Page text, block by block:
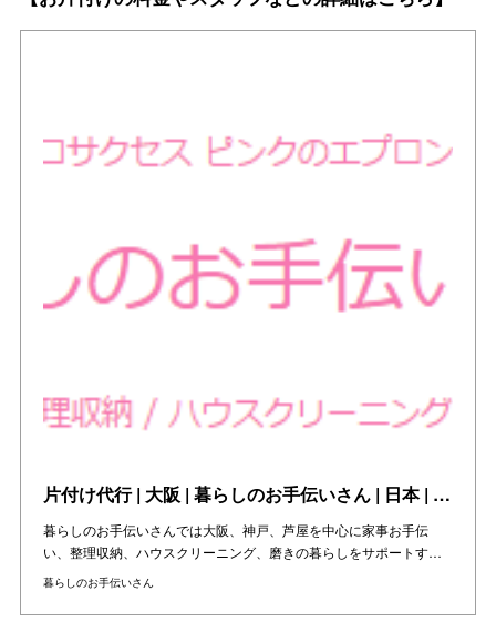
片付け代行 | 大阪 | 暮らしのお手伝いさん | 日本 | 整理収納
暮らしのお手伝いさんでは大阪、神戸、芦屋を中心に家事お手伝
い、整理収納、ハウスクリーニング、磨きの暮らしをサポートす…
暮らしのお手伝いさん